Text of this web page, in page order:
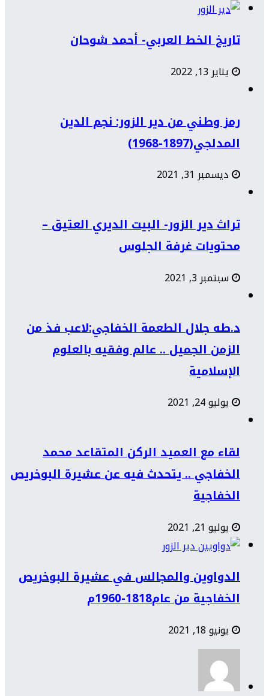
تاريخ الخط العربي- أحمد شوحان
يناير 13, 2022
رمز وطني من دير الزور: نجم الدين
المدلجي(1897-1968)
ديسمبر 31, 2021
تراث دير الزور- البيت الديري العتيق –
محتويات غرفة الجلوس
سبتمبر 3, 2021
د.طه جلال الطعمة الخفاجي:لاعب فذ من
الزمن الجميل .. عالم وفقيه بالعلوم
الإسلامية
يوليو 24, 2021
لقاء مع العميد الركن المتقاعد محمد
الخفاجي .. يتحدث فيه عن عشيرة البوخريص
الخفاجية
يوليو 21, 2021
الدواوين والمجالس في عشيرة البوخريص
الخفاجية من عام1818-1960م
يونيو 18, 2021